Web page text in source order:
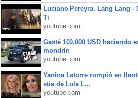
Luciano Pereyra, Lang Lang -
Ti
youtube.com
Gasté 100,000 USD haciendo
mondrin
youtube.com
Yanina Latorre rompió en
stia de Lola L...
youtube.com